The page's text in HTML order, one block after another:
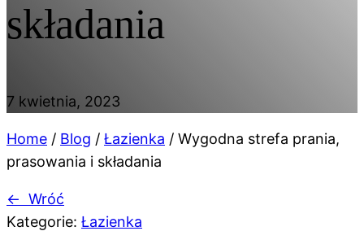
składania
7 kwietnia, 2023
Home / Blog / Łazienka / Wygodna strefa prania,
prasowania i składania
← Wróć
Kategorie: Łazienka